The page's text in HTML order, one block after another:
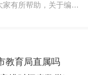
有所帮助，关于编导
教育局直属吗